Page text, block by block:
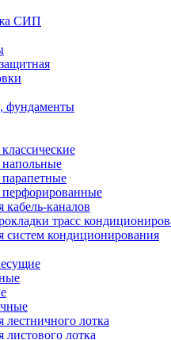
СИП
фундаменты
кабель-каналов
трасс
систем кондиционирования
лестничного лотка
листового лотка